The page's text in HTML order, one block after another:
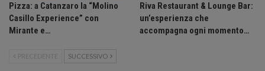
Pizza: a Catanzaro la “Molino
Casillo Experience” con
Mirante e…
Riva Restaurant & Lounge Bar:
un’esperienza che
accompagna ogni momento…
PRECEDENTE SUCCESSIVO